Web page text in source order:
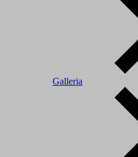
Galleria